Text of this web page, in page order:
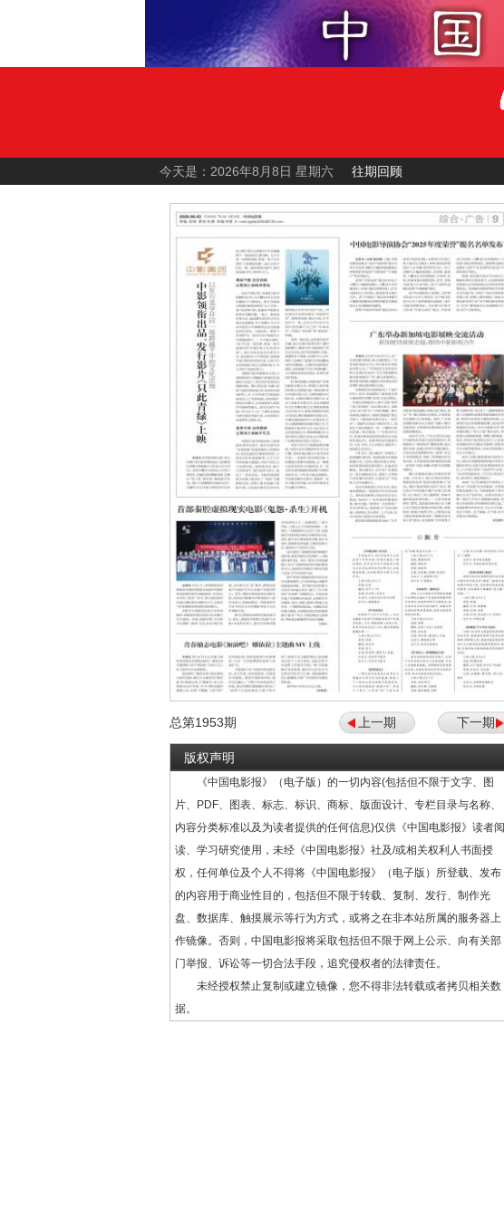
今天是：2026年8月8日 星期六 往期回顾
总第1953期 上一期 下一期
版权声明
《中国电影报》（电子版）的一切内容(包括但不限于文字、图
片、PDF、图表、标志、标识、商标、版面设计、专栏目录与名称、
内容分类标准以及为读者提供的任何信息)仅供《中国电影报》读者阅
读、学习研究使用，未经《中国电影报》社及/或相关权利人书面授
权，任何单位及个人不得将《中国电影报》（电子版）所登载、发布
的内容用于商业性目的，包括但不限于转载、复制、发行、制作光
盘、数据库、触摸展示等行为方式，或将之在非本站所属的服务器上
作镜像。否则，中国电影报将采取包括但不限于网上公示、向有关部
门举报、诉讼等一切合法手段，追究侵权者的法律责任。
未经授权禁止复制或建立镜像，您不得非法转载或者拷贝相关数
据。